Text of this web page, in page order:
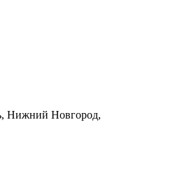
Нижний Новгород,